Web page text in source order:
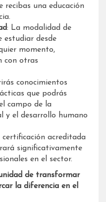
recibas una educación
: La modalidad de
estudiar desde
momento,
con otras
conocimientos
que podrás
campo de la
y el desarrollo humano
certificación acreditada
significativamente
en el sector.
de transformar
la diferencia en el